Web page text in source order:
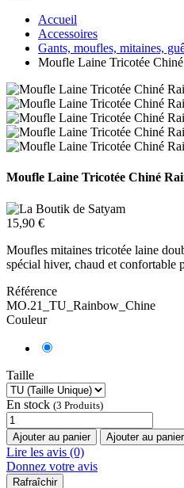
Accueil
Accessoires
Gants, moufles, mitaines,
Moufle Laine Tricotée
Moufle Laine Tricotée Chiné
15,90 €
Moufles mitaines tricotée laine
spécial hiver, chaud et confortable
Référence
MO.21_TU_Rainbow_Chine
Couleur
Taille
En stock (3 Produits)
Ajouter au panier Ajouter au panier
Lire les avis (0)
Donnez votre avis